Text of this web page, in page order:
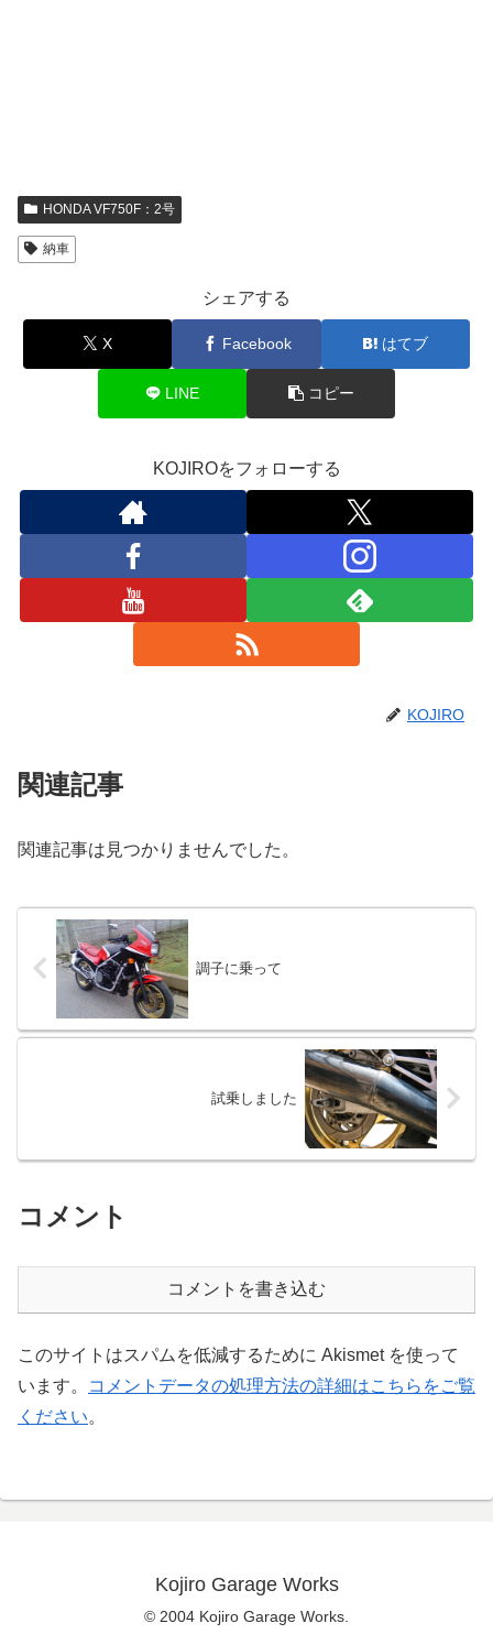
HONDA VF750F：2号
納車
シェアする
X Facebook はてブ
LINE コピー
KOJIROをフォローする
KOJIRO
関連記事
関連記事は見つかりませんでした。
調子に乗って
試乗しました
コメント
コメントを書き込む
このサイトはスパムを低減するために Akismet を使って
います。
コメントデータの処理方法の詳細はこちらをご覧
ください。
Kojiro Garage Works
© 2004 Kojiro Garage Works.